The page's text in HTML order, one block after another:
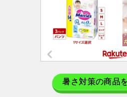
暑さ対策の商品